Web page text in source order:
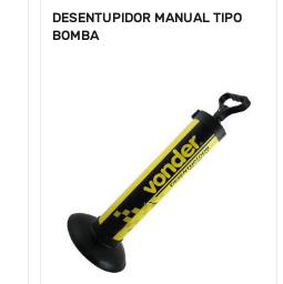
DESENTUPIDOR MANUAL TIPO
BOMBA